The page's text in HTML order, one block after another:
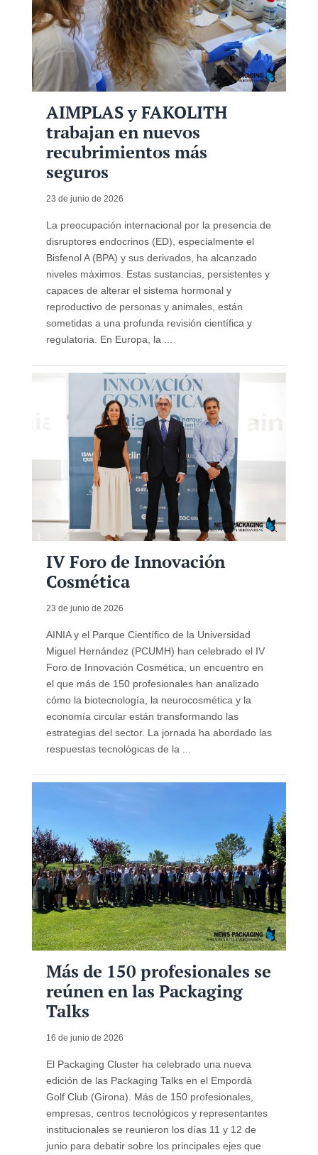
AIMPLAS y FAKOLITH
trabajan en nuevos
recubrimientos más
seguros
23 de junio de 2026
La preocupación internacional por la presencia de
disruptores endocrinos (ED), especialmente el
Bisfenol A (BPA) y sus derivados, ha alcanzado
niveles máximos. Estas sustancias, persistentes y
capaces de alterar el sistema hormonal y
reproductivo de personas y animales, están
sometidas a una profunda revisión científica y
regulatoria. En Europa, la ...
IV Foro de Innovación
Cosmética
23 de junio de 2026
AINIA y el Parque Científico de la Universidad
Miguel Hernández (PCUMH) han celebrado el IV
Foro de Innovación Cosmética, un encuentro en
el que más de 150 profesionales han analizado
cómo la biotecnología, la neurocosmética y la
economía circular están transformando las
estrategias del sector. La jornada ha abordado las
respuestas tecnológicas de la ...
Más de 150 profesionales se
reúnen en las Packaging
Talks
16 de junio de 2026
El Packaging Cluster ha celebrado una nueva
edición de las Packaging Talks en el Empordà
Golf Club (Girona). Más de 150 profesionales,
empresas, centros tecnológicos y representantes
institucionales se reunieron los días 11 y 12 de
junio para debatir sobre los principales ejes que